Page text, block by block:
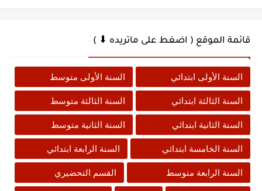
قائمة الموقع ( اضغط على ماتريده ⬇ )
السنة الأولى ابتدائي السنة الأولى متوسط
السنة الثالثة ابتدائي السنة الثالثة متوسط
السنة الثانية ابتدائي السنة الثانية متوسط
السنة الخامسة ابتدائي السنة الرابعة ابتدائي
السنة الرابعة متوسط القسم التحضيري